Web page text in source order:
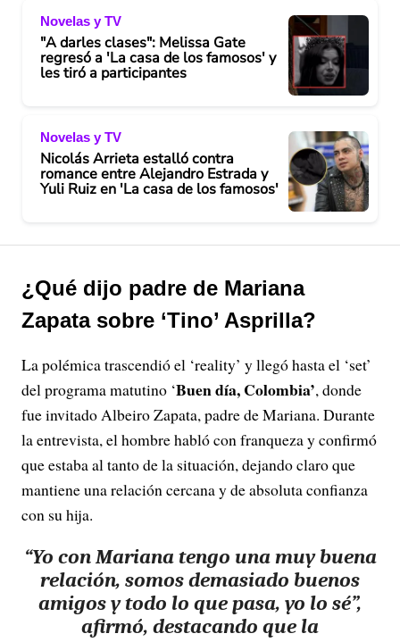
o
Novelas y TV
"A darles clases": Melissa Gate
regresó a 'La casa de los famosos' y
les tiró a participantes
Novelas y TV
Nicolás Arrieta estalló contra
romance entre Alejandro Estrada y
Yuli Ruiz en 'La casa de los famosos'
¿Qué dijo padre de Mariana
Zapata sobre ‘Tino’ Asprilla?
La polémica trascendió el ‘reality’ y llegó hasta el ‘set’
del programa matutino ‘Buen día, Colombia’, donde
fue invitado Albeiro Zapata, padre de Mariana. Durante
la entrevista, el hombre habló con franqueza y confirmó
que estaba al tanto de la situación, dejando claro que
mantiene una relación cercana y de absoluta confianza
con su hija.
“Yo con Mariana tengo una muy buena
relación, somos demasiado buenos
amigos y todo lo que pasa, yo lo sé”,
afirmó, destacando que la